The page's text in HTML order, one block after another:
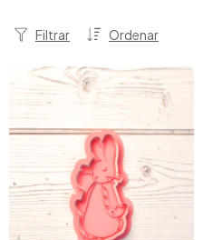
Ordenar
Filtrar